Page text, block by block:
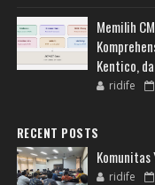
Memilih
Kentico,
ridife
RECENT POSTS
Komunitas
ridife